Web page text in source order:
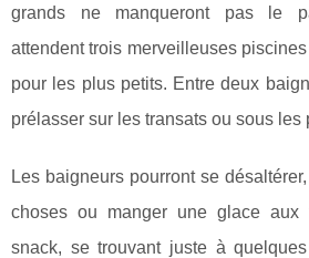
grands ne manqueront pas le
attendent trois merveilleuses
pour les plus petits. Entre deux
prélasser sur les transats ou sous les
Les baigneurs pourront se
choses ou manger une glace aux
snack, se trouvant juste à